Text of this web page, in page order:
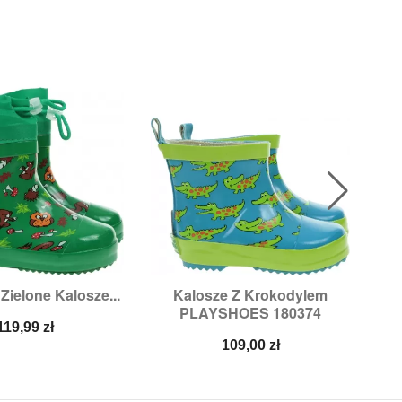
Kalosze...
zł
podgląd
Kalosze Z Krokodylem
PLAYSHOES 180374
Cena
109,00 zł
Szybki podgląd
Rozmiary: 19